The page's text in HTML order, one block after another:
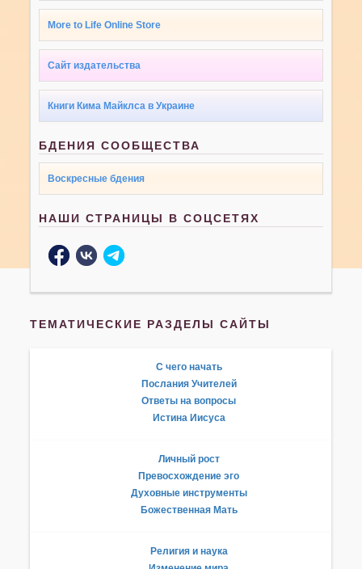
More to Life Online Store
Сайт издательства
Книги Кима Майклса в Украине
БДЕНИЯ СООБЩЕСТВА
Воскресные бдения
НАШИ СТРАНИЦЫ В СОЦСЕТЯХ
ТЕМАТИЧЕСКИЕ РАЗДЕЛЫ САЙТЫ
С чего начать
Послания Учителей
Ответы на вопросы
Истина Иисуса
Личный рост
Превосхождение эго
Духовные инструменты
Божественная Мать
Религия и наука